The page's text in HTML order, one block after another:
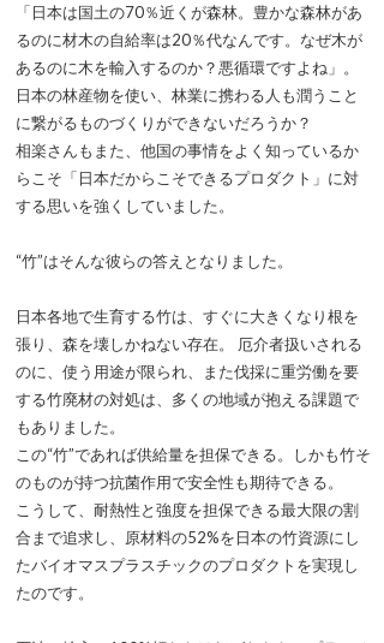
「日本は国土の70％近くが森林。豊かな森林があ
るのに材木の自給率は20％代なんです。なぜ木が
あるのに木を輸入するのか？悪循環ですよね」。
日本の林産物を使い、林業に携わる人も潤うこと
に繋がるものづくりができないだろうか？
相楽さんもまた、他国の事情をよく知っているか
らこそ「日本だからこそできるプロダクト」に対
する思いを強くしていました。
“竹”はそんな彼らの答えとなりました。
日本各地で生育する竹は、すぐに大きくなり根を
張り、森を壊しかねない存在。 厄介者扱いされる
のに、使う用途が限られ、また伐採に重労働を要
する竹廃材の対処は、多くの地域が抱える課題で
もありました。
この“竹”であれば供給量を担保できる。しかも竹そ
のものが持つ抗菌作用で安全性も期待できる。
こうして、耐熱性と強度を担保できる最大限の割
合まで追求し、原材料の52%を日本の竹資源にし
たバイオマスプラスチックのプロダクトを実現し
たのです。